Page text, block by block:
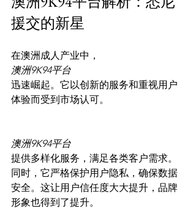
援交的新星
在澳洲成人产业中，
澳洲9K94平台
迅速崛起。它以创新的服务和重视用户
体验而受到市场认可。
澳洲9K94平台
提供多样化服务，满足各类客户需求。
同时，它严格保护用户隐私，确保数据
安全。这让用户信任度大大提升，品牌